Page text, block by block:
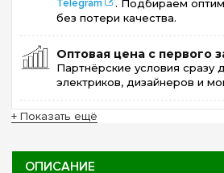
Telegram
. Подбираем
без потери качества.
Оптовая цена с первого
Партнёрские условия сразу
электриков, дизайнеров и
+ Показать ещё
ОПИСАНИЕ